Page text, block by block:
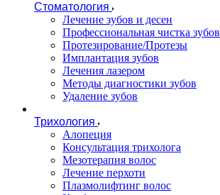
Стоматология
Лечение зубов и десен
Профессиональная чистка зубов
Протезирование/Протезы
Имплантация зубов
Лечения лазером
Методы диагностики зубов
Удаление зубов
Трихология
Алопеция
Консультация трихолога
Мезотерапия волос
Лечение перхоти
Плазмолифтинг волос